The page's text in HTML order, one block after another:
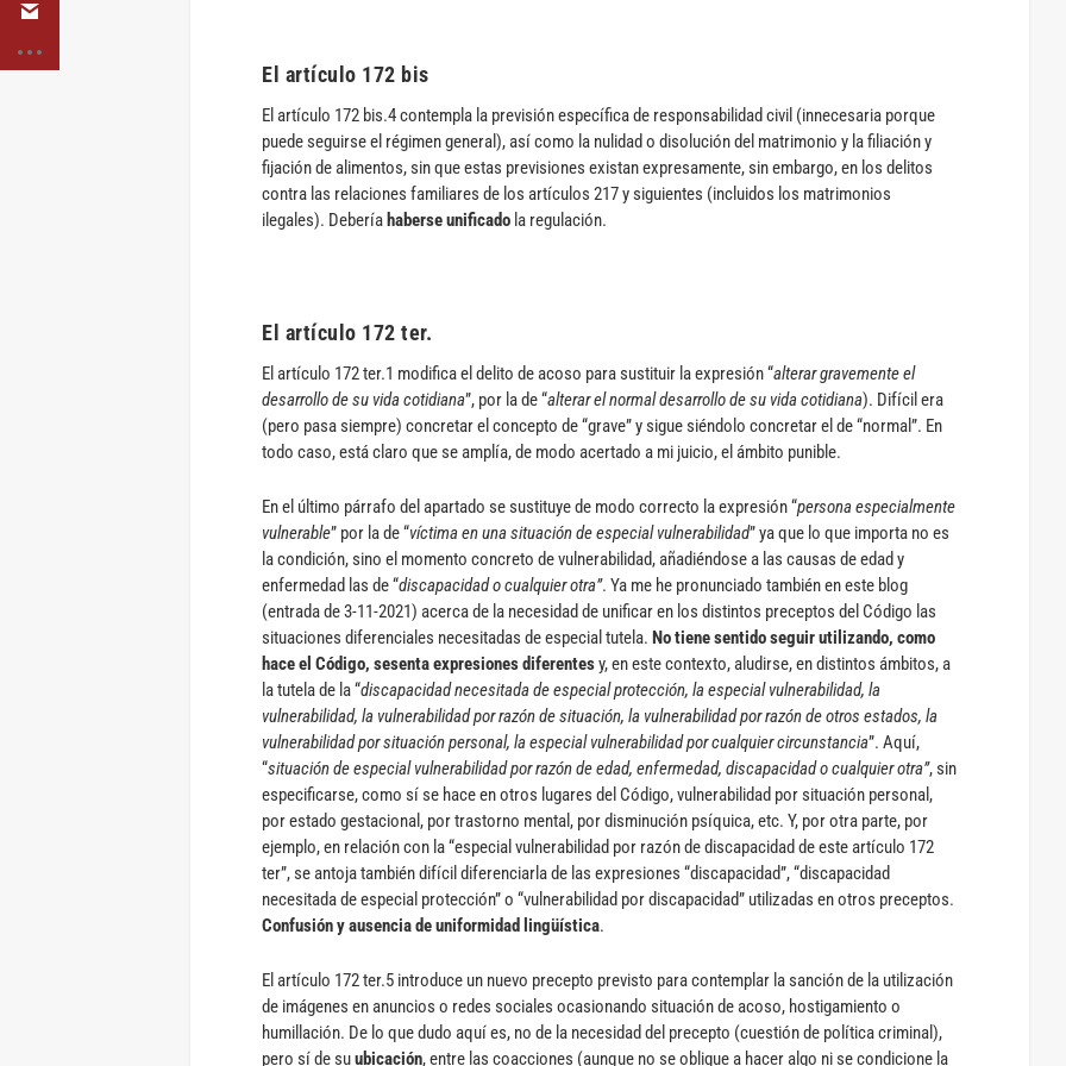
El artículo 172 bis
El artículo 172 bis.4 contempla la previsión específica de responsabilidad civil (innecesaria porque
puede seguirse el régimen general), así como la nulidad o disolución del matrimonio y la filiación y
fijación de alimentos, sin que estas previsiones existan expresamente, sin embargo, en los delitos
contra las relaciones familiares de los artículos 217 y siguientes (incluidos los matrimonios
ilegales). Debería haberse unificado la regulación.
El artículo 172 ter.
El artículo 172 ter.1 modifica el delito de acoso para sustituir la expresión “alterar gravemente el
desarrollo de su vida cotidiana”, por la de “alterar el normal desarrollo de su vida cotidiana). Difícil era
(pero pasa siempre) concretar el concepto de “grave” y sigue siéndolo concretar el de “normal”. En
todo caso, está claro que se amplía, de modo acertado a mi juicio, el ámbito punible.
En el último párrafo del apartado se sustituye de modo correcto la expresión “persona especialmente
vulnerable” por la de “víctima en una situación de especial vulnerabilidad” ya que lo que importa no es
la condición, sino el momento concreto de vulnerabilidad, añadiéndose a las causas de edad y
enfermedad las de “discapacidad o cualquier otra”. Ya me he pronunciado también en este blog
(entrada de 3-11-2021) acerca de la necesidad de unificar en los distintos preceptos del Código las
situaciones diferenciales necesitadas de especial tutela. No tiene sentido seguir utilizando, como
hace el Código, sesenta expresiones diferentesy, en este contexto, aludirse, en distintos ámbitos, a
la tutela de la “discapacidad necesitada de especial protección, la especial vulnerabilidad, la
vulnerabilidad, la vulnerabilidad por razón de situación, la vulnerabilidad por razón de otros estados, la
vulnerabilidad por situación personal, la especial vulnerabilidad por cualquier circunstancia”. Aquí,
“situación de especial vulnerabilidad por razón de edad, enfermedad, discapacidad o cualquier otra”, sin
especificarse, como sí se hace en otros lugares del Código, vulnerabilidad por situación personal,
por estado gestacional, por trastorno mental, por disminución psíquica, etc. Y, por otra parte, por
ejemplo, en relación con la “especial vulnerabilidad por razón de discapacidad de este artículo 172
ter”, se antoja también difícil diferenciarla de las expresiones “discapacidad”, “discapacidad
necesitada de especial protección” o “vulnerabilidad por discapacidad” utilizadas en otros preceptos.
Confusión y ausencia de uniformidad lingüística.
El artículo 172 ter.5 introduce un nuevo precepto previsto para contemplar la sanción de la utilización
de imágenes en anuncios o redes sociales ocasionando situación de acoso, hostigamiento o
humillación. De lo que dudo aquí es, no de la necesidad del precepto (cuestión de política criminal),
pero sí de suubicación, entre las coacciones (aunque no se obligue a hacer algo ni se condicione la